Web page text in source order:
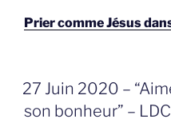
Prier comme Jésus
GEPLAATST
OP
27 Juin 2020 –
son bonheur” –